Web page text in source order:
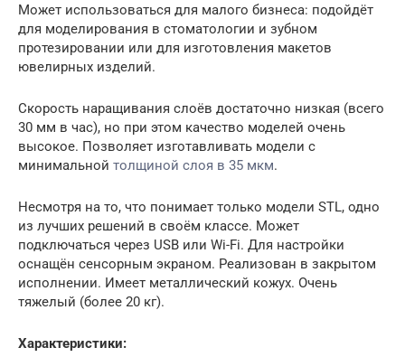
Может использоваться для малого бизнеса: подойдёт
для моделирования в стоматологии и зубном
протезировании или для изготовления макетов
ювелирных изделий.
Скорость наращивания слоёв достаточно низкая (всего
30 мм в час), но при этом качество моделей очень
высокое. Позволяет изготавливать модели с
минимальной толщиной слоя в 35 мкм.
Несмотря на то, что понимает только модели STL, одно
из лучших решений в своём классе. Может
подключаться через USB или Wi-Fi. Для настройки
оснащён сенсорным экраном. Реализован в закрытом
исполнении. Имеет металлический кожух. Очень
тяжелый (более 20 кг).
Характеристики: